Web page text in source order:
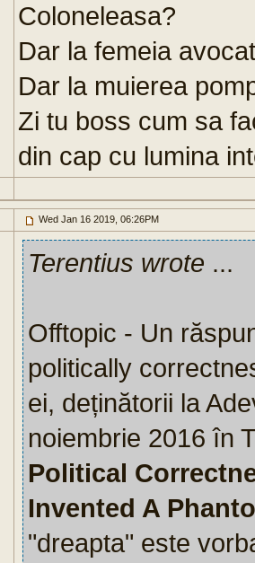
Coloneleasa?
Dar la femeia
Dar la muierea
Zi tu boss cum sa
din cap cu lumina
Wed Jan 16 2019, 06:26PM
Terentius wrote ...
Offtopic - Un
politically
ei, deținătorii la
noiembrie 2016 în
Political
Invented A
"dreapta" este